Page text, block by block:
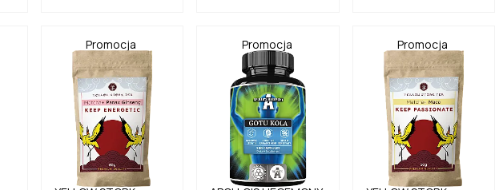
Promocja Promocja Promocja